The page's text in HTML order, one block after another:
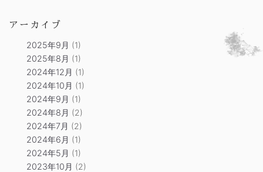
アーカイブ
2025年9月 (1)
2025年8月 (1)
2024年12月 (1)
2024年10月 (1)
2024年9月 (1)
2024年8月 (2)
2024年7月 (2)
2024年6月 (1)
2024年5月 (1)
2023年10月 (2)